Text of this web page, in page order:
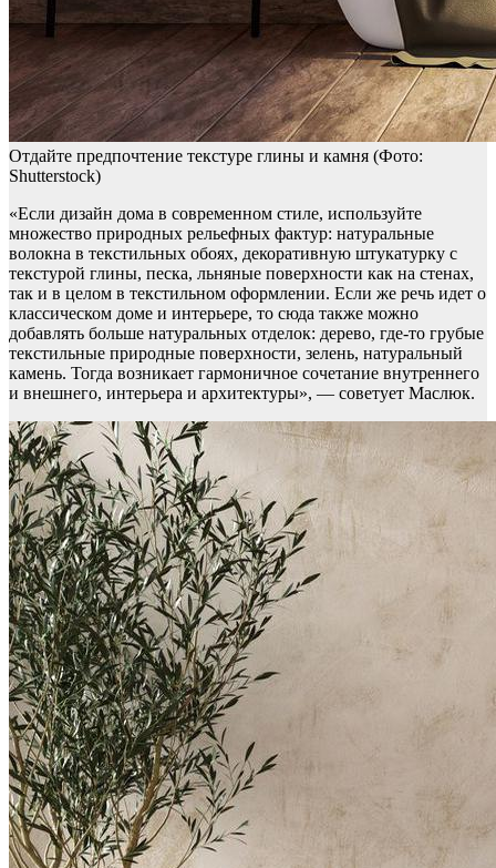
Отдайте предпочтение текстуре глины и камня (Фото:
Shutterstock)
«Если дизайн дома в современном стиле, используйте
множество природных рельефных фактур: натуральные
волокна в текстильных обоях, декоративную штукатурку с
текстурой глины, песка, льняные поверхности как на стенах,
так и в целом в текстильном оформлении. Если же речь идет о
классическом доме и интерьере, то сюда также можно
добавлять больше натуральных отделок: дерево, где-то грубые
текстильные природные поверхности, зелень, натуральный
камень. Тогда возникает гармоничное сочетание внутреннего
и внешнего, интерьера и архитектуры», — советует Маслюк.